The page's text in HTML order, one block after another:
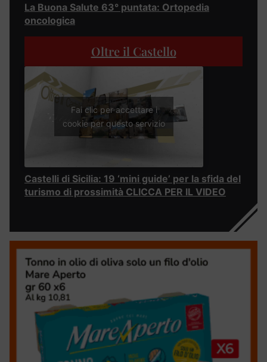
La Buona Salute 63° puntata: Ortopedia
oncologica
Oltre il Castello
Fai clic per accettare i
cookie per questo servizio
Castelli di Sicilia: 19 ‘mini guide’ per la sfida del
turismo di prossimità CLICCA PER IL VIDEO